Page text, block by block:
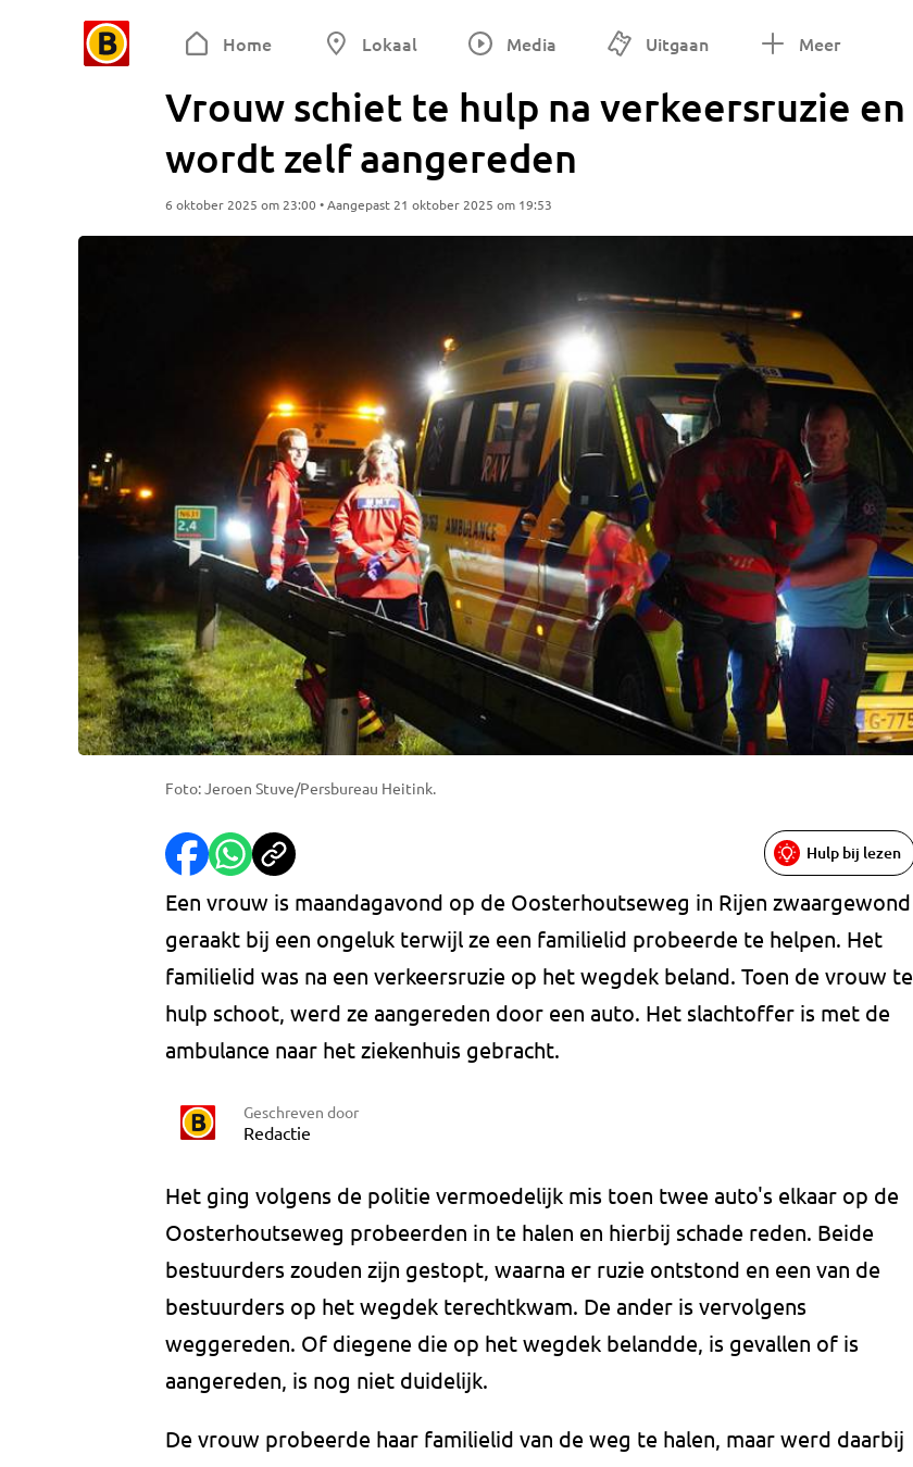
Home Lokaal Media Uitgaan Meer
Vrouw schiet te hulp na verkeersruzie en
wordt zelf aangereden
6 oktober 2025 om 23:00 • Aangepast 21 oktober 2025 om 19:53
Foto: Jeroen Stuve/Persbureau Heitink.
Hulp bij lezen
Een vrouw is maandagavond op de Oosterhoutseweg in Rijen zwaargewond
geraakt bij een ongeluk terwijl ze een familielid probeerde te helpen. Het
familielid was na een verkeersruzie op het wegdek beland. Toen de vrouw te
hulp schoot, werd ze aangereden door een auto. Het slachtoffer is met de
ambulance naar het ziekenhuis gebracht.
Geschreven door
Redactie
Het ging volgens de politie vermoedelijk mis toen twee auto's elkaar op de
Oosterhoutseweg probeerden in te halen en hierbij schade reden. Beide
bestuurders zouden zijn gestopt, waarna er ruzie ontstond en een van de
bestuurders op het wegdek terechtkwam. De ander is vervolgens
weggereden. Of diegene die op het wegdek belandde, is gevallen of is
aangereden, is nog niet duidelijk.
De vrouw probeerde haar familielid van de weg te halen, maar werd daarbij